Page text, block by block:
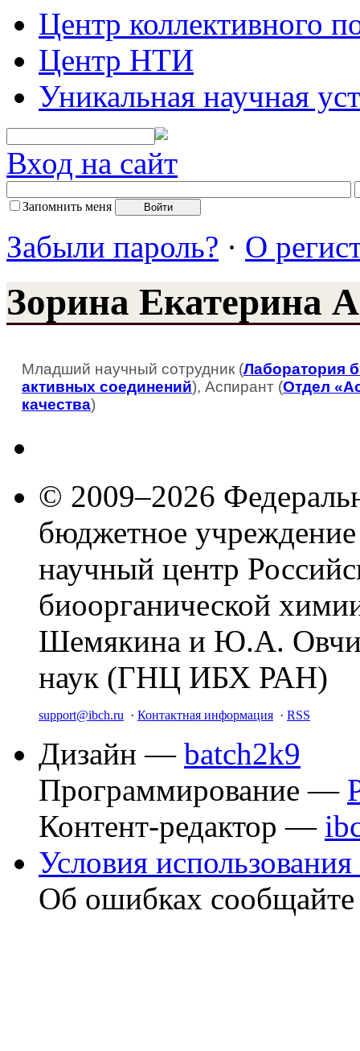
Центр коллективного
Центр НТИ
Уникальная научная
Вход на сайт
Запомнить меня
Забыли пароль? · О
Зорина Екатерина
Младший научный сотрудник (Лаборатория
активных соединений), Аспирант (Отдел
качества)
© 2009–2026
бюджетное
научный центр
биоорганической
Шемякина и Ю.А.
наук (ГНЦ ИБХ РАН)
support@ibch.ru · Контактная информация · RSS
Дизайн — batch2k9
Программирование —
Контент-редактор —
Условия использования
Об ошибках